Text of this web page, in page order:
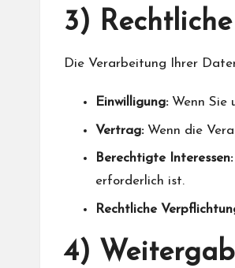
3)
Die Verarbeitung Ihrer
Einwilligung:Wenn Sie
Vertrag:Wenn die
Berechtigte Interessen:
erforderlich ist.
Rechtliche
4)